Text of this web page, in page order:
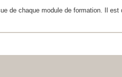
de chaque module de formation. Il